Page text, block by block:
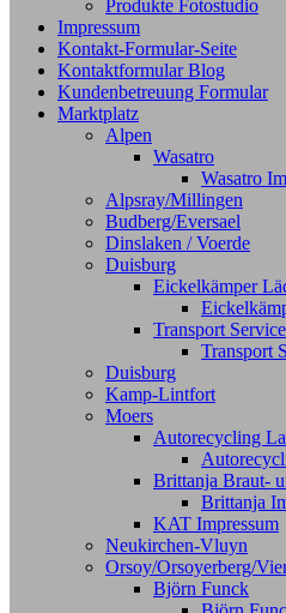
Produkte Fotostudio
Impressum
Kontakt-Formular-Seite
Kontaktformular Blog
Kundenbetreuung Formular
Marktplatz
Alpen
Wasatro
Wasatro
Alpsray/Millingen
Budberg/Eversael
Dinslaken / Voerde
Duisburg
Eickelkämper
Transport
Transport
Duisburg
Kamp-Lintfort
Moers
Autorecycling
Brittanja Braut-
Brittanja
KAT Impressum
Neukirchen-Vluyn
Orsoy/Orsoyerberg/
Björn Funck